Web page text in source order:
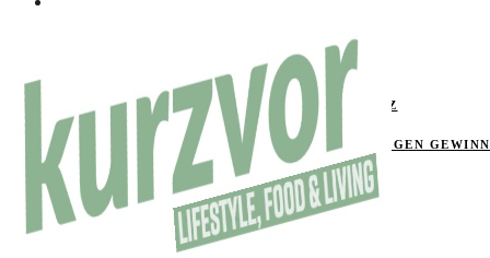
DATENSCHUTZ
KOOPERATIONEN & TRANSPARENZ
GEWINNSPIELE
TEILNAHMEBEDINGUNGEN
ARCHIV
SPAREN
PRODUKTTEST – SEITEN